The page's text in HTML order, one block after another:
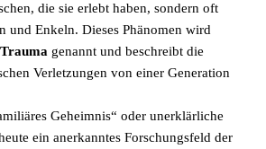
die sie erlebt haben, sondern oft
und Enkeln. Dieses Phänomen wird
genannt und beschreibt die
Verletzungen von einer Generation
Geheimnis“ oder unerklärliche
ein anerkanntes Forschungsfeld der